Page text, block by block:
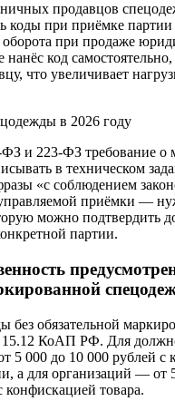
продавцов
коды при приёмке
при продаже
код самостоятельно,
что увеличивает
и 223-ФЗ требование о
в техническом
«с соблюдением
приёмки —
можно подтвердить
партии.
без обязательной
15.12 КоАП РФ. Для
5 000 до 10 000 рублей с
а для организаций — от
конфискацией товара.